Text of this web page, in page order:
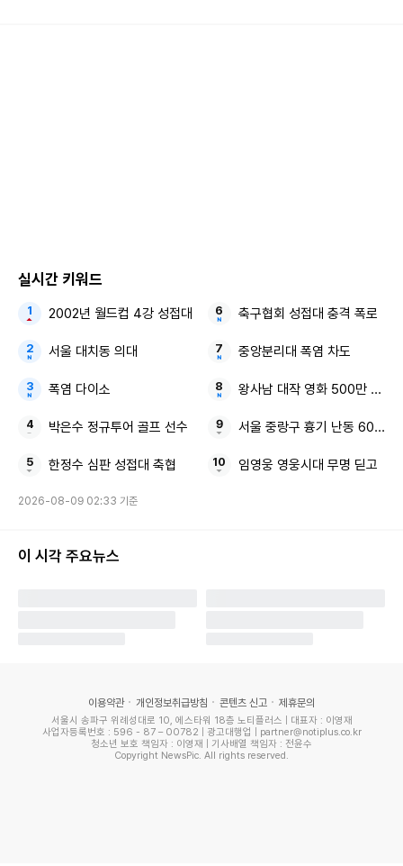
A씨는 정 부군수가 피해 상황을 제대로 챙기지 않아 이 같은
함께 고발한 것으로 알려졌다.
Copyright ⓒ 이데일리 무단 전재 및 재배포 금지
본 콘텐츠는 뉴스픽 파트너스
실시간 키워드
2002년 월드컵 4강 성접대
서울 대치동 의대
폭염 다이소
박은수 정규투어 골프 선수
한정수 심판 성접대 축협
축구협회 성접대 충격 폭로
중앙분리대 폭염 차도
왕사남 대작 영화 500만 관객
서울 중랑구 흉기 난동 60대
임영웅 영웅시대 무명 딛고
2026-08-09 02:33 기준
이 시각 주요뉴스
이용약관 개인정보취급방침 콘텐츠 신고 제휴문의
서울시 송파구 위례성대로 10, 에스타워 18층 노티플러스 | 대표자 : 이영재
사업자등록번호 : 596 - 87 – 00782 | 광고대행업 | partner@notiplus.co.kr
청소년 보호 책임자 : 이영재 | 기사배열 책임자 : 전윤수
Copyright NewsPic. All rights reserved.